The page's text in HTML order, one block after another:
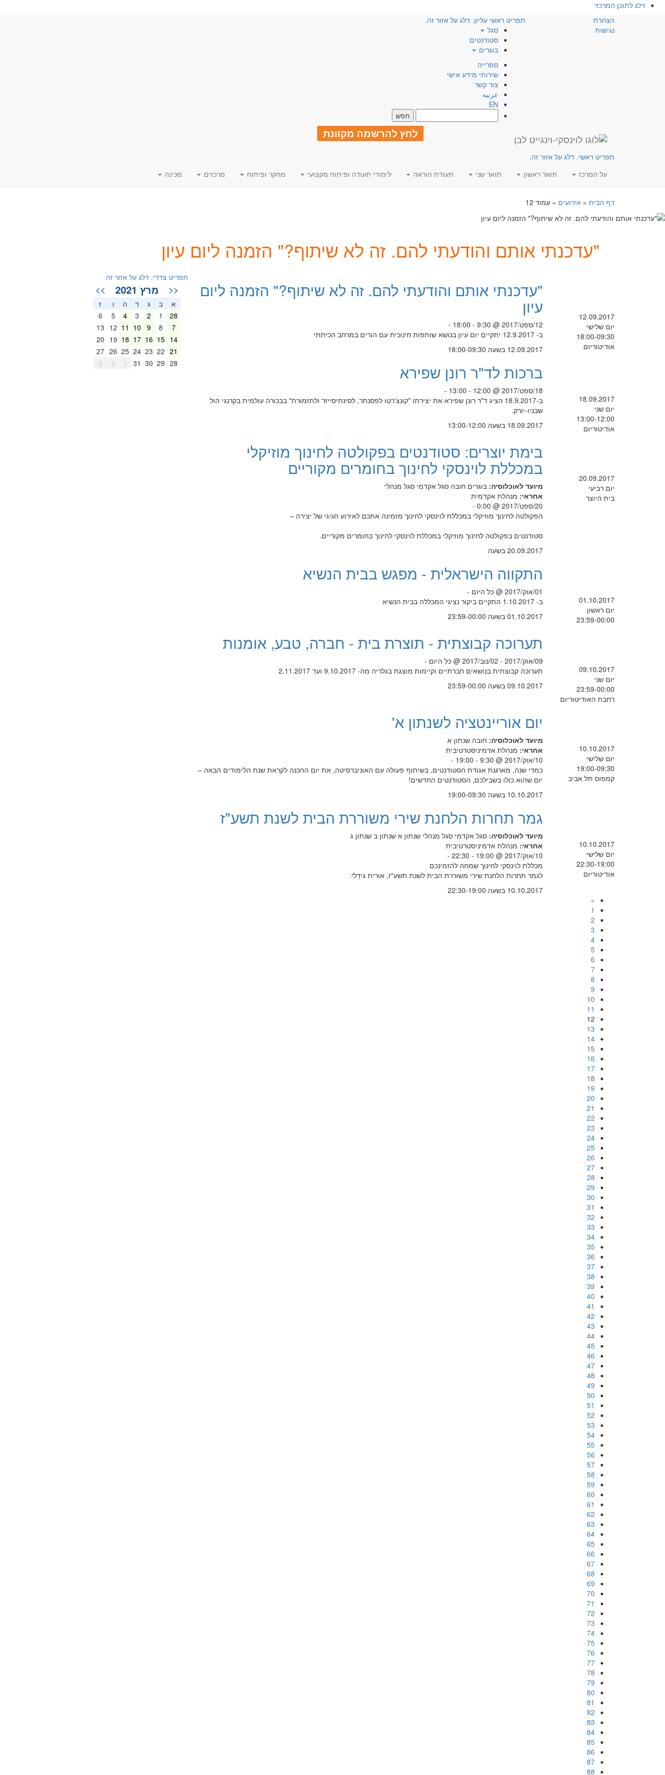
דלג לתוכן המרכזי
הצהרת
נגישות
תפריט ראשי עליון. דלג על אזור זה.
סגל
סטודנטים
בוגרים
ספרייה
שירותי מידע אישי
צור קשר
عربيه
EN
לחץ להרשמה מקוונת
תפריט ראשי. דלג על אזור זה.
על המרכז
תואר ראשון תואר שני תעודת הוראה לימודי תעודה ופיתוח מקצועי מחקר ופיתוח מרכזים מכינה
דף הבית » אירועים » עמוד 12
"עדכנתי אותם והודעתי להם. זה לא שיתוף?" הזמנה ליום עיון
12.09.2017
יום שלישי
18:00-09:30
אודיטוריום
"עדכנתי אותם והודעתי להם. זה לא שיתוף?" הזמנה ליום
עיון
12/ספט/2017 @ 9:30 - 18:00 -
ב- 12.9.2017 יתקיים יום עיון בנושא שותפות חינוכית עם הורים במרחב הכיתתי
12.09.2017 בשעה 18:00-09:30
18.09.2017
יום שני
13:00-12:00
אודיטוריום
ברכות לד"ר רונן שפירא
18/ספט/2017 @ 12:00 - 13:00 -
ב-18.9.2017 הציג ד"ר רונן שפירא את יצירתו "קונצ'רטו לפסנתר, לסינתיסייזר ולתזמורת" בבכורה עולמית בקרנגי הול
שבניו-יורק.
18.09.2017 בשעה 13:00-12:00
20.09.2017
יום רביעי
בית היוצר
בימת יוצרים: סטודנטים בפקולטה לחינוך מוזיקלי
במכללת לוינסקי לחינוך בחומרים מקוריים
מיועד לאוכלוסיה: בוגרים חובה סגל אקדמי סגל מנהלי
אחראי: מנהלת אקדמית
20/ספט/2017 @ 0:00 -
הפקולטה לחינוך מוזיקלי במכללת לוינסקי לחינוך מזמינה אתכם לאירוע חגיגי של יצירה –
סטודנטים בפקולטה לחינוך מוזיקלי במכללת לוינסקי לחינוך בחומרים מקוריים.
20.09.2017 בשעה
01.10.2017
יום ראשון
23:59-00:00
התקווה הישראלית - מפגש בבית הנשיא
01/אוק/2017 @ כל היום -
ב- 1.10.2017 התקיים ביקור נציגי המכללה בבית הנשיא
01.10.2017 בשעה 23:59-00:00
09.10.2017
יום שני
23:59-00:00
רחבת האודיטוריום
תערוכה קבוצתית - תוצרת בית - חברה, טבע, אומנות
09/אוק/2017 - 02/נוב/2017 @ כל היום -
תערוכה קבוצתית בנושאים חברתיים וקיימות מוצגת בגלריה מה- 9.10.2017 ועד 2.11.2017
09.10.2017 בשעה 23:59-00:00
10.10.2017
יום שלישי
19:00-09:30
קמפוס תל אביב
יום אוריינטציה לשנתון א'
מיועד לאוכלוסיה: חובה שנתון א
אחראי: מנהלת אדמיניסטרטיבית
10/אוק/2017 @ 9:30 - 19:00 -
כמדי שנה, מארגנת אגודת הסטודנטים, בשיתוף פעולה עם האוניברסיטה, את יום ההכנה לקראת שנת הלימודים הבאה –
יום שהוא כולו בשבילכם, הסטודנטים החדשים!
10.10.2017 בשעה 19:00-09:30
10.10.2017
יום שלישי
22:30-19:00
אודיטוריום
גמר תחרות הלחנת שירי משוררת הבית לשנת תשע"ז
מיועד לאוכלוסיה: סגל אקדמי סגל מנהלי שנתון א שנתון ב שנתון ג
אחראי: מנהלת אדמיניסטרטיבית
10/אוק/2017 @ 19:00 - 22:30 -
מכללת לוינסקי לחינוך שמחה להזמינכם
לגמר תחרות הלחנת שירי משוררת הבית לשנת תשע"ז, אורית גידָלי.
10.10.2017 בשעה 22:30-19:00
«
1
2
3
4
5
6
7
8
9
10
11
12
13
14
15
16
17
18
19
20
21
22
23
24
25
26
27
28
29
30
31
32
33
34
35
36
37
38
39
40
41
42
43
44
45
46
47
48
49
50
51
52
53
54
55
56
57
58
59
60
61
62
63
64
65
66
67
68
69
70
71
72
73
74
75
76
77
78
79
80
81
82
83
84
85
86
87
88
תפריט צדדי. דלג על אזור זה
<< מרץ 2021 >>
א ב ג ד ה ו
ז
28
1
2
3
4
5
6
7
8
9
10
11
12
13
14
15
16
17
18
19
20
21
22
23
24
25
26
27
28
29
30
31
1
2
3